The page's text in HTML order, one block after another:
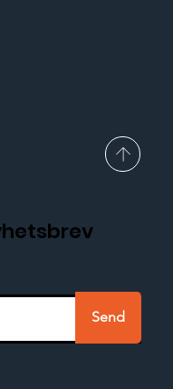
Send